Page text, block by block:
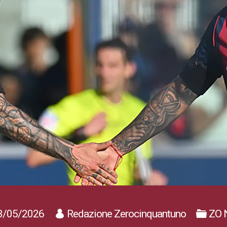
05/2026 Redazione Zerocinquantuno ZO